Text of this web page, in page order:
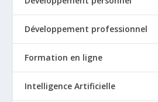
Développement professionnel
Formation en ligne
Intelligence Artificielle